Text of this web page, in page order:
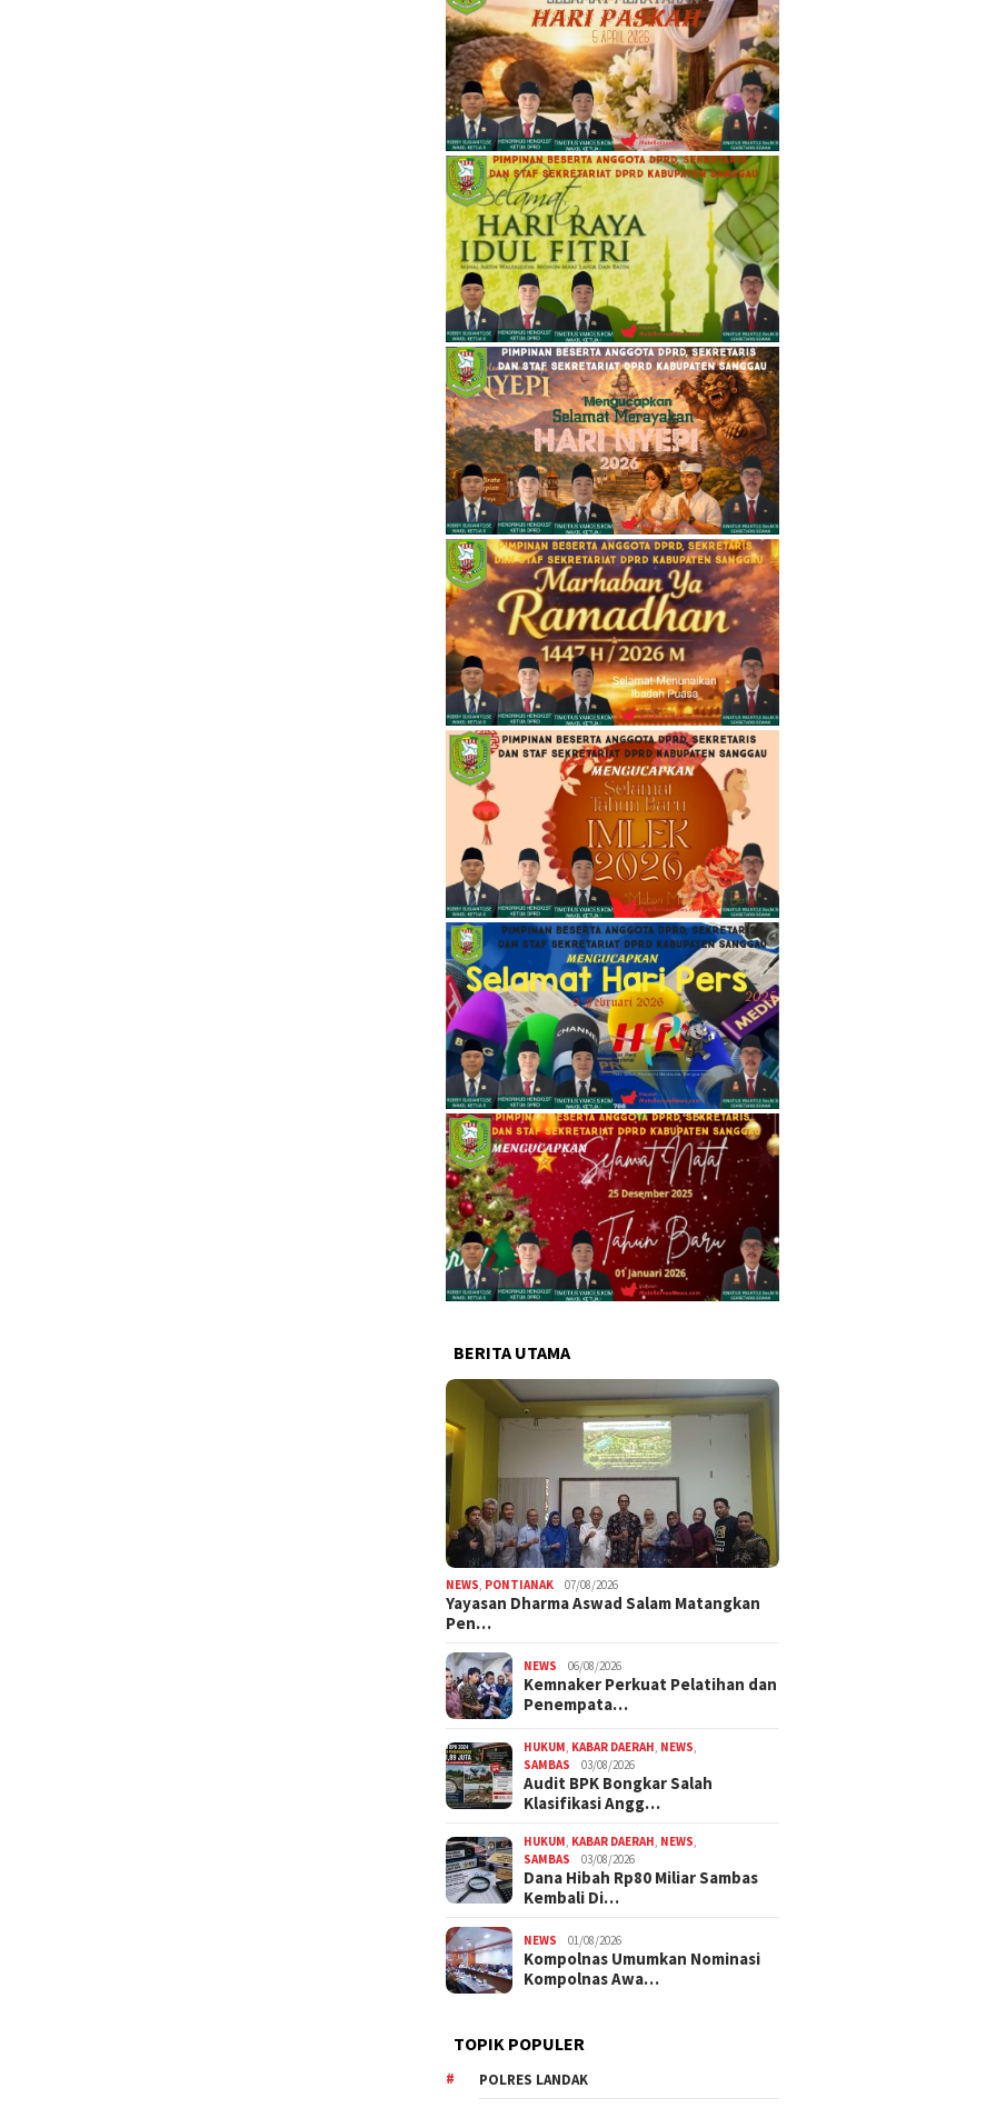
BERITA UTAMA
NEWS PONTIANAK 07/08/2026
Yayasan Dharma Aswad Salam Matangkan
Pen…
NEWS 06/08/2026
Kemnaker Perkuat Pelatihan dan
Penempata…
HUKUM KABAR DAERAH NEWS
SAMBAS
03/08/2026
Audit BPK Bongkar Salah
Klasifikasi Angg…
HUKUM KABAR DAERAH NEWS
SAMBAS
03/08/2026
Dana Hibah Rp80 Miliar Sambas
Kembali Di…
NEWS 01/08/2026
Kompolnas Umumkan Nominasi
Kompolnas Awa…
TOPIK POPULER
POLRES LANDAK